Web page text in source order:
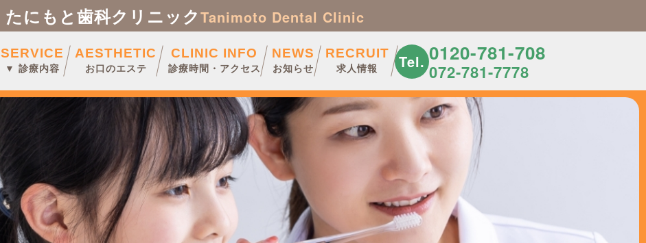
たにもと歯科クリニックTanimoto Dental Clinic
SERVICE
▼ 診療内容
AESTHETIC
お口のエステ
CLINIC INFO
診療時間・アクセス
NEWS
お知らせ
RECRUIT
求人情報 Tel. 0120-781-708
072-781-7778